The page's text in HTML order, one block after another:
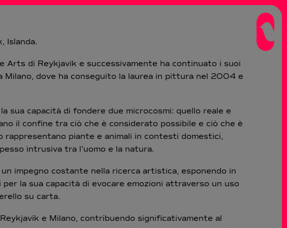
Islanda.
Arts di Reykjavík e successivamente ha continuato i suoi
Milano, dove ha conseguito la laurea in pittura nel 2004 e
sua capacità di fondere due microcosmi: quello reale e
il confine tra ciò che è considerato possibile e ciò che è
piante e animali in contesti domestici,
intrusiva tra l’uomo e la natura.
impegno costante nella ricerca artistica, esponendo in
la sua capacità di evocare emozioni attraverso un uso
su carta.
e Milano, contribuendo significativamente al